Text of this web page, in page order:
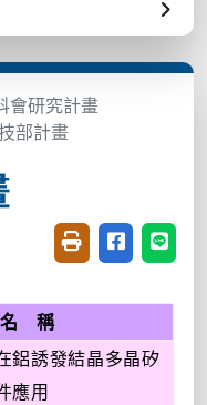
會研究計畫
部計畫
友善列印(開新視
分享至臉書
分享
稱
鋁誘發結晶多晶矽
應用